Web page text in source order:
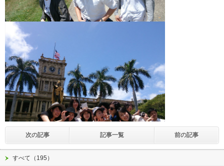
次の記事 記事一覧 前の記事
すべて（195）